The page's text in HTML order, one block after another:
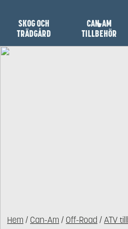
SKOG OCH
TRÄDGÅRD
CAN-AM
TILLBEHÖR
Hem / Can-Am / Off-Road /ATV